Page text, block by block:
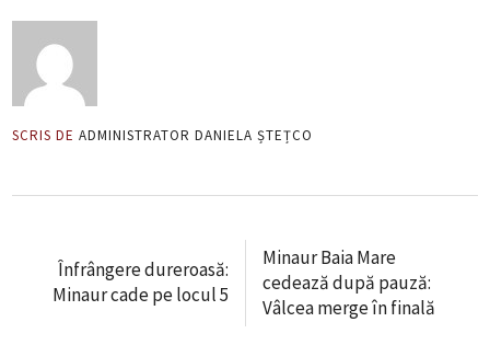
SCRIS DE ADMINISTRATOR DANIELA ȘTEȚCO
Înfrângere dureroasă:
Minaur cade pe locul 5
Minaur Baia Mare
cedează după pauză:
Vâlcea merge în finală